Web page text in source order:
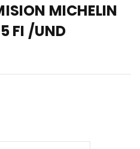
MICHELIN
FI /UND